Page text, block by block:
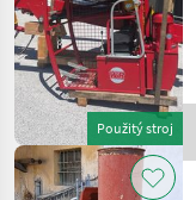
Použitý stroj